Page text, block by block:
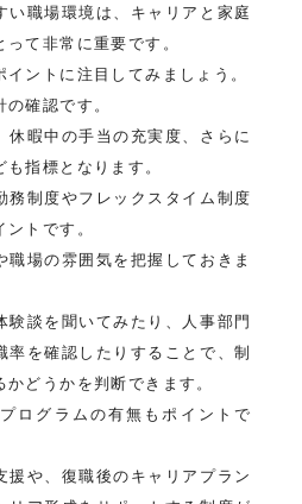
い職場環境は、キャリアと家庭
て非常に重要です。
ントに注目してみましょう。
確認です。
休暇中の手当の充実度、さらに
指標となります。
務制度やフレックスタイム制度
トです。
職場の雰囲気を把握しておきま
験談を聞いてみたり、人事部門
率を確認したりすることで、制
どうかを判断できます。
ログラムの有無もポイントで
援や、復職後のキャリアプラン